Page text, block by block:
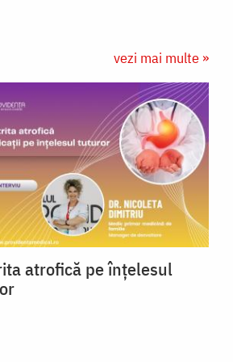
vezi mai multe »
atrofică pe înțelesul